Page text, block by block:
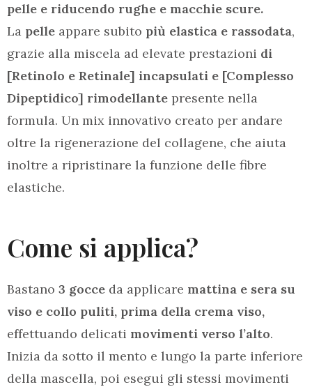
pelle e riducendo rughe e macchie scure.
La pelle appare subito più elastica e rassodata,
grazie alla miscela ad elevate prestazioni di
[Retinolo e Retinale] incapsulati e [Complesso
Dipeptidico] rimodellante presente nella
formula. Un mix innovativo creato per andare
oltre la rigenerazione del collagene, che aiuta
inoltre a ripristinare la funzione delle fibre
elastiche.
Come si applica?
Bastano 3 gocce da applicare mattina e sera su
viso e collo puliti, prima della crema viso,
effettuando delicati movimenti verso l’alto.
Inizia da sotto il mento e lungo la parte inferiore
della mascella, poi esegui gli stessi movimenti